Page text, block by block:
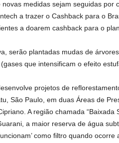
medidas sejam seguidas por
a trazer o Cashback para o
a doarem cashback para o
serão plantadas mudas de
que intensificam o efeito
projetos de
São Paulo, em duas Áreas de
A região chamada “Baixada
a maior reserva de água
como filtro quando ocorre